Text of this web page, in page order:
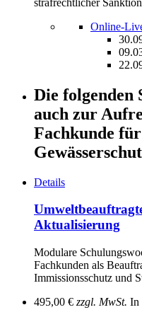
Online-
Die folgenden
auch zur
Fachkunde für
Details
Aktualisierung
Modulare
Fachkunden als
Immissionsschutz und
495,00 € zzgl. MwSt. In